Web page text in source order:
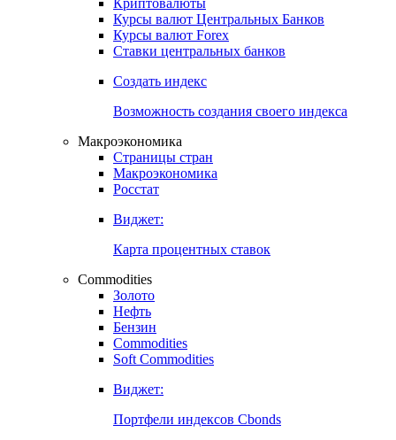
Курсы валют Центральных Банков
Курсы валют Forex
Ставки центральных банков
Создать индекс
Возможность создания своего индекса
Макроэкономика
Страницы стран
Макроэкономика
Росстат
Виджет:
Карта процентных ставок
Commodities
Золото
Нефть
Бензин
Commodities
Soft Commodities
Виджет:
Портфели индексов Cbonds